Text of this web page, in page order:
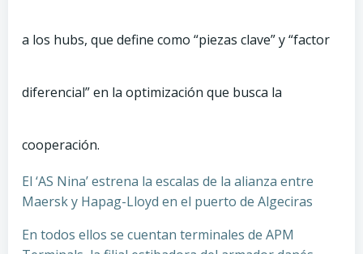
a los hubs, que define como “piezas clave” y “factor
diferencial” en la optimización que busca la
cooperación.
El ‘AS Nina’ estrena la escalas de la alianza entre
Maersk y Hapag-Lloyd en el puerto de Algeciras
En todos ellos se cuentan terminales de APM